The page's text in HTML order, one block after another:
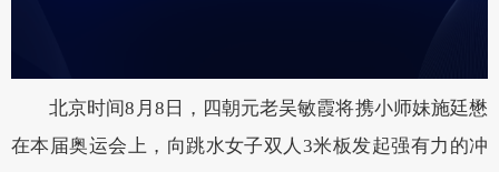
北京时间8月8日，四朝元老吴敏霞将携小师妹施廷懋
在本届奥运会上，向跳水女子双人3米板发起强有力的冲